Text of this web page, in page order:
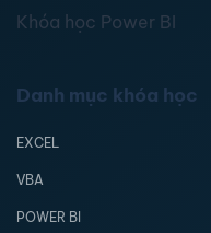
Khóa học Power BI
Danh mục khóa học
EXCEL
VBA
POWER BI